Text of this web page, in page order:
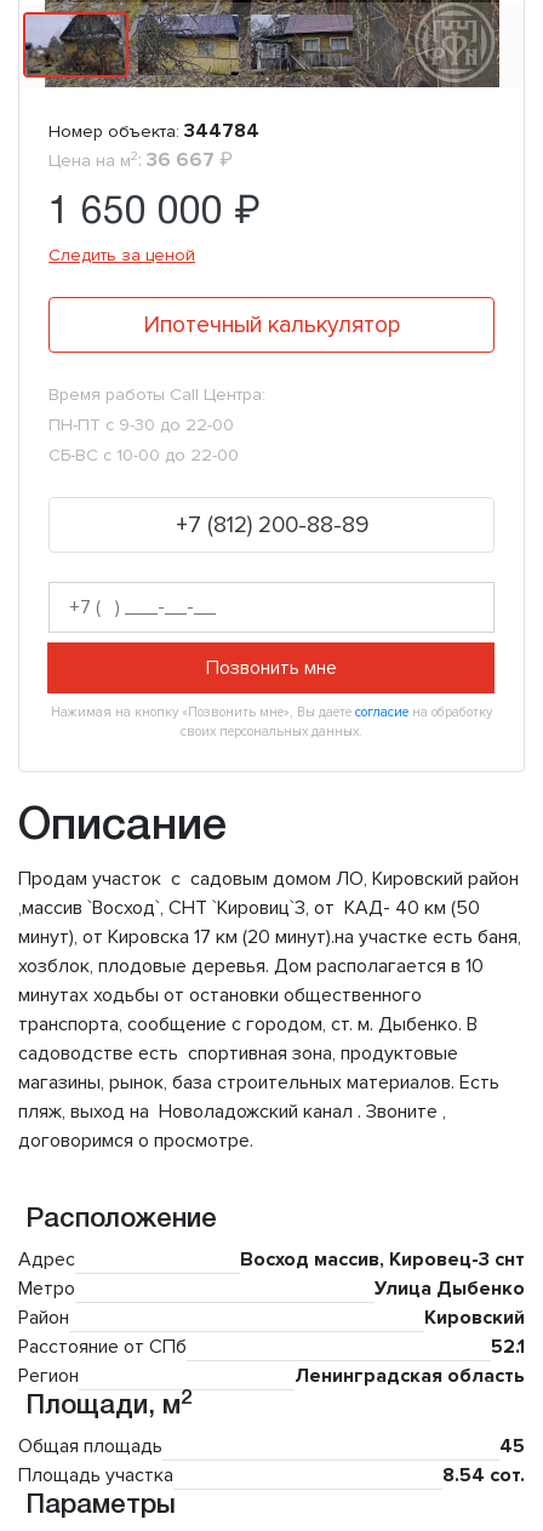
Номер объекта: 344784
Цена на м2: 36 667 ₽
1 650 000 ₽
Следить за ценой
Ипотечный калькулятор
Время работы Call Центра:
ПН-ПТ с 9-30 до 22-00
СБ-ВС с 10-00 до 22-00
+7 (812) 200-88-89
Позвонить мне
Нажимая на кнопку «Позвонить мне», Вы даете согласие на обработку
своих персональных данных.
Описание
Продам участок с садовым домом ЛО, Кировский район
,массив `Восход`, СНТ `Кировиц`3, от КАД- 40 км (50
минут), от Кировска 17 км (20 минут).на участке есть баня,
хозблок, плодовые деревья. Дом располагается в 10
минутах ходьбы от остановки общественного
транспорта, сообщение с городом, ст. м. Дыбенко. В
садоводстве есть спортивная зона, продуктовые
магазины, рынок, база строительных материалов. Есть
пляж, выход на Новоладожский канал . Звоните ,
договоримся о просмотре.
Расположение
Адрес
Восход массив, Кировец-3 снт
Метро
Улица Дыбенко
Район
Кировский
Расстояние от СПб
52.1
Регион
Ленинградская область
Площади, м2
Общая площадь
45
Площадь участка
8.54 сот.
Параметры